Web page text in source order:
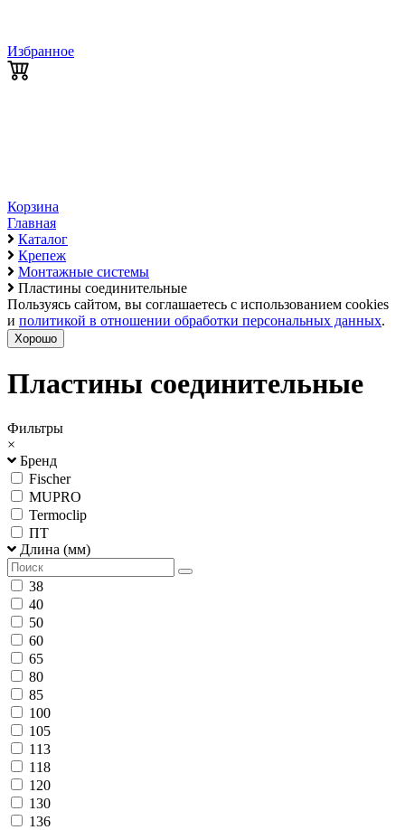
Избранное
Корзина
Главная
Каталог
Крепеж
Монтажные системы
Пластины соединительные
Пользуясь сайтом, вы соглашаетесь с использованием cookies
и политикой в отношении обработки персональных данных.
Хорошо
Пластины соединительные
Фильтры
×
Бренд
Fischer
MUPRO
Termoclip
ПТ
Длина (мм)
38
40
50
60
65
80
85
100
105
113
118
120
130
136